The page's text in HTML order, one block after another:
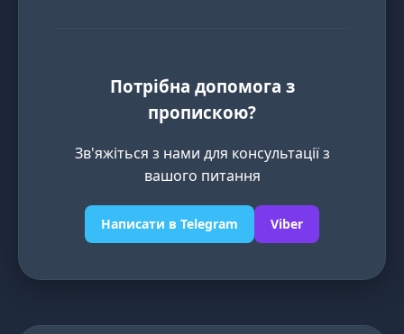
Потрібна допомога з
пропискою?
Зв'яжіться з нами для консультації з
вашого питання
Написати в Telegram Viber